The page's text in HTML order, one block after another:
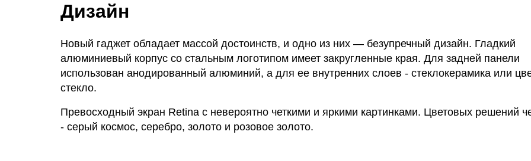
Дизайн
Новый гаджет обладает массой достоинств, и одно из них — безупречный дизайн. Гладкий
алюминиевый корпус со стальным логотипом имеет закругленные края. Для задней панели
использован анодированный алюминий, а для ее внутренних слоев - стеклокерамика или
стекло.
Превосходный экран Retina с невероятно четкими и яркими картинками. Цветовых решений
- серый космос, серебро, золото и розовое золото.